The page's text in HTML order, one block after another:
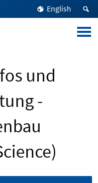
English
und
-